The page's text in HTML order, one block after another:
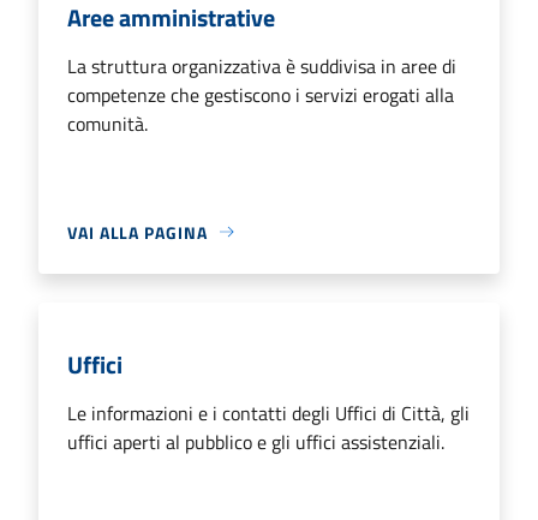
Aree amministrative
La struttura organizzativa è suddivisa in aree di
competenze che gestiscono i servizi erogati alla
comunità.
VAI ALLA PAGINA
Uffici
Le informazioni e i contatti degli Uffici di Città, gli
uffici aperti al pubblico e gli uffici assistenziali.